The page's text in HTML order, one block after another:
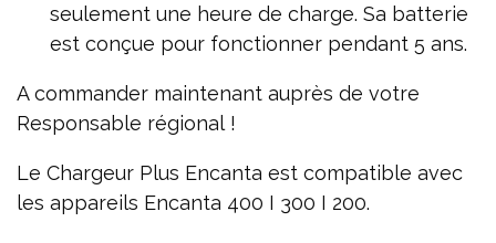
seulement une heure de charge. Sa batterie
est conçue pour fonctionner pendant 5 ans.
A commander maintenant auprès de votre
Responsable régional !
Le Chargeur Plus Encanta est compatible avec
les appareils Encanta 400 I 300 I 200.